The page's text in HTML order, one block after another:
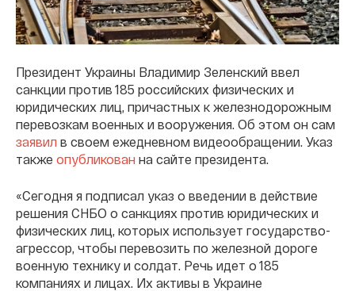
Президент Украины Владимир Зеленский ввел
санкции против 185 российских физических и
юридических лиц, причастных к железнодорожным
перевозкам военных и вооружения. Об этом он сам
заявил в своем ежедневном видеообращении. Указ
также опубликован на сайте президента.
«Сегодня я подписал указ о введении в действие
решения СНБО о санкциях против юридических и
физических лиц, которых использует государство-
агрессор, чтобы перевозить по железной дороге
военную технику и солдат. Речь идет о 185
компаниях и лицах. Их активы в Украине